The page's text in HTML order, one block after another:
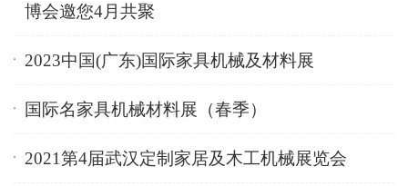
博会邀您4月共聚
2023中国(广东)国际家具机械及材料展
国际名家具机械材料展（春季）
2021第4届武汉定制家居及木工机械展览会